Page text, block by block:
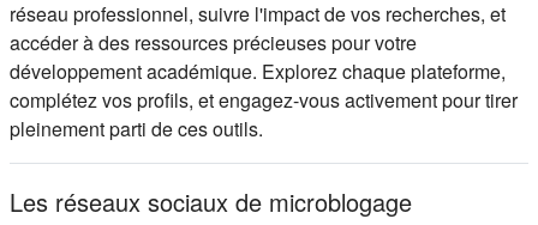
réseau professionnel, suivre l'impact de vos recherches, et
accéder à des ressources précieuses pour votre
développement académique. Explorez chaque plateforme,
complétez vos profils, et engagez-vous activement pour tirer
pleinement parti de ces outils.
Les réseaux sociaux de microblogage